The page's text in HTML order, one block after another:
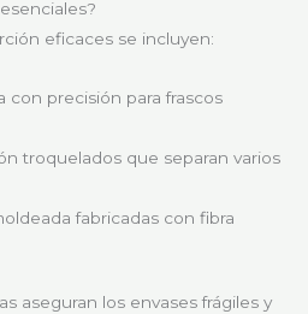
eficaces se incluyen:
con precisión para frascos
troquelados que separan varios
fabricadas con fibra
aseguran los envases frágiles y